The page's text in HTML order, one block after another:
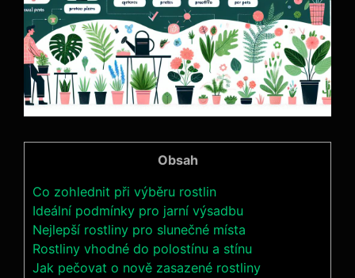
Obsah
Co zohlednit při výběru rostlin
Ideální podmínky pro jarní výsadbu
Nejlepší rostliny pro slunečné místa
Rostliny vhodné do polostínu a stínu
Jak pečovat o nově zasazené rostliny